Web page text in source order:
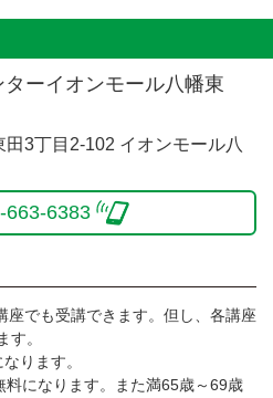
ーイオンモール八幡東
3丁目2-102 イオンモール八
663-6383
座でも受講できます。但し、各講座
す。
ります。
になります。また満65歳～69歳